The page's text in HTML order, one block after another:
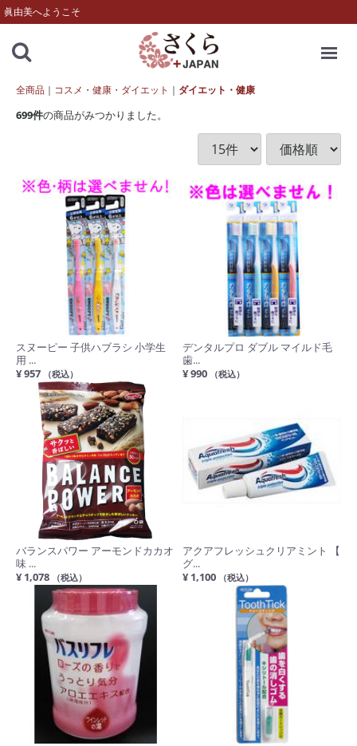
眞由美へようこそ
全商品 コスメ・健康・ダイエット ダイエット・健康
699件の商品がみつかりました。
スヌーピー 子供ハブラシ 小学生
用 ...
¥ 957
（税込）
デンタルプロ ダブル マイルド毛
歯...
¥ 990
（税込）
バランスパワー アーモンドカカオ
味 ...
¥ 1,078
（税込）
アクアフレッシュクリアミント 【
グ...
¥ 1,100
（税込）